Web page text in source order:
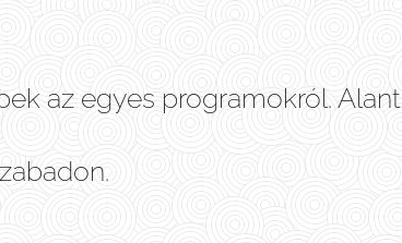
az egyes programokról. Alant